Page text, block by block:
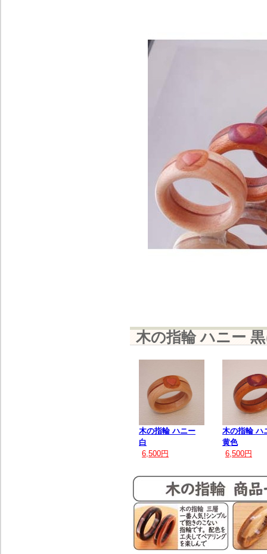
木の指輪 ハニー
木の指輪 ハニー
白
6,500円
木の指輪 ハ
黄色
6,500円